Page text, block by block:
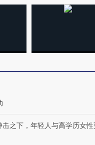
育部长拱下台
有意思的生活方式·第三对
击之下，年轻人与高学历女性